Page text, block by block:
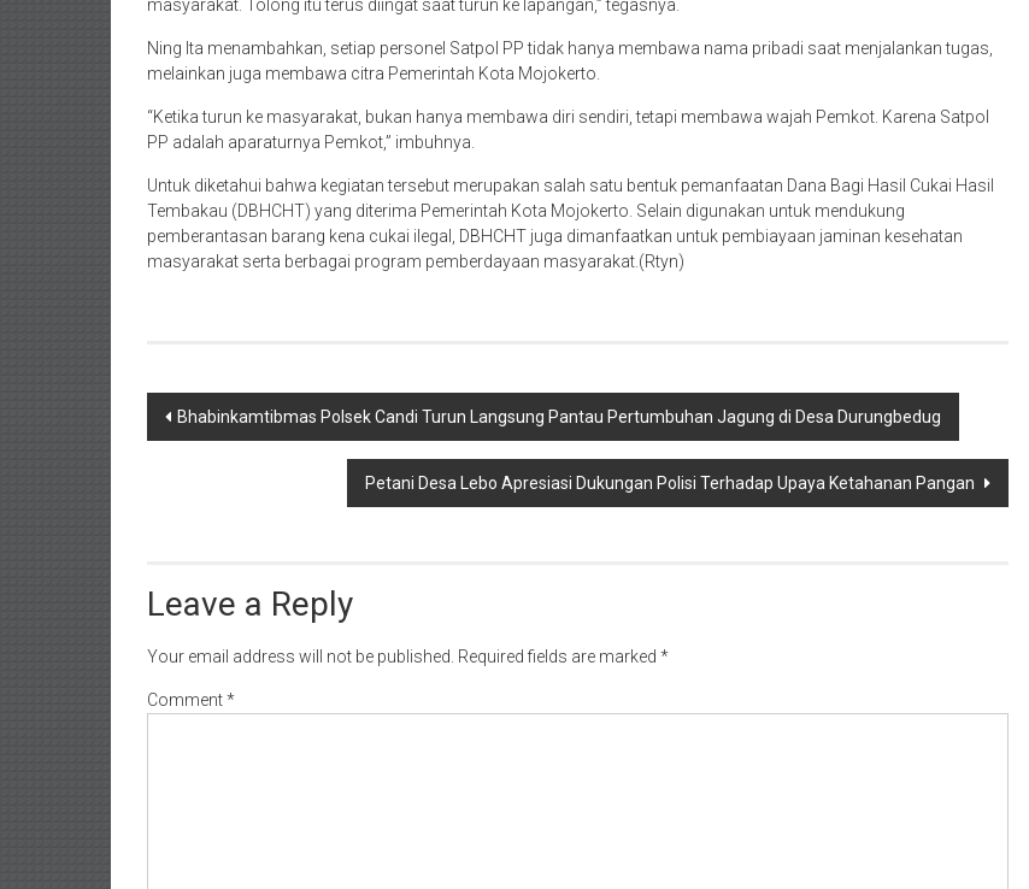
masyarakat. Tolong itu terus diingat saat turun ke lapangan,” tegasnya.
Ning Ita menambahkan, setiap personel Satpol PP tidak hanya membawa nama pribadi saat menjalankan tugas,
melainkan juga membawa citra Pemerintah Kota Mojokerto.
“Ketika turun ke masyarakat, bukan hanya membawa diri sendiri, tetapi membawa wajah Pemkot. Karena Satpol
PP adalah aparaturnya Pemkot,” imbuhnya.
Untuk diketahui bahwa kegiatan tersebut merupakan salah satu bentuk pemanfaatan Dana Bagi Hasil Cukai Hasil
Tembakau (DBHCHT) yang diterima Pemerintah Kota Mojokerto. Selain digunakan untuk mendukung
pemberantasan barang kena cukai ilegal, DBHCHT juga dimanfaatkan untuk pembiayaan jaminan kesehatan
masyarakat serta berbagai program pemberdayaan masyarakat.(Rtyn)
Post
Bhabinkamtibmas Polsek Candi Turun Langsung Pantau Pertumbuhan Jagung di Desa Durungbedug
Petani Desa Lebo Apresiasi Dukungan Polisi Terhadap Upaya Ketahanan Pangan
Leave a Reply
Your email address will not be published. Required fields are marked *
Comment*